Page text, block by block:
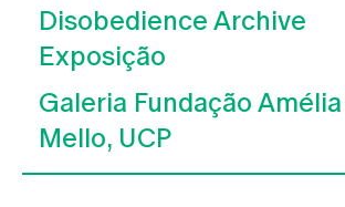
Disobedience Archive
Exposição
Galeria Fundação
Mello, UCP